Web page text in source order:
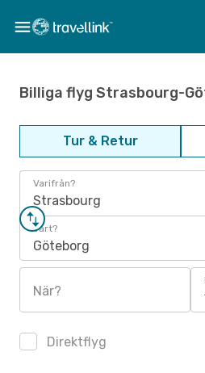
Billiga flyg Strasbourg-
Tur & Retur
Varifrån?
Strasbourg
Vart?
Göteborg
När?
Direktflyg